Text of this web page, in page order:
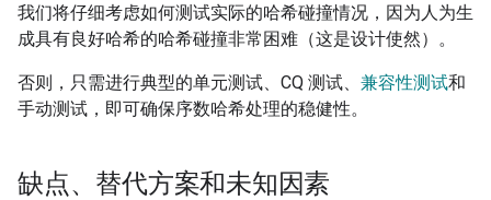
我们将仔细考虑如何测试实际的哈希碰撞情况，因为人为生
成具有良好哈希的哈希碰撞非常困难（这是设计使然）。
否则，只需进行典型的单元测试、CQ 测试、 兼容性测试和
手动测试，即可确保序数哈希处理的稳健性。
缺点、替代方案和未知因素